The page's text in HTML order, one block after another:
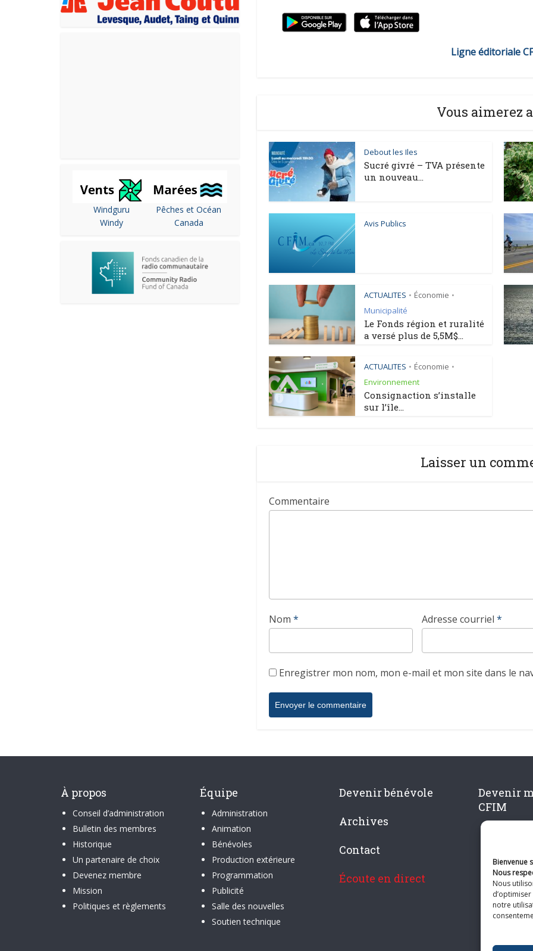
Bienvenue
Nous
Nous
notre
Windguru
Windy
Pêches et Océan
Canada
Ligne éditoriale
Vous aimerez
Debout les Iles
Sucré givré – TVA présente
un nouveau...
Avis Publics
ACTUALITES • Économie •
Municipalité
Le Fonds région et ruralité
a versé plus de 5,5M$...
ACTUALITES • Économie •
Environnement
Consignaction s’installe
sur l’île...
Laisser un
Commentaire
Nom * Adresse courriel *
Enregistrer mon nom, mon e-mail et mon site dans le
À propos
Conseil d’administration
Bulletin des membres
Historique
Un partenaire de choix
Devenez membre
Mission
Politiques et règlements
Équipe
Administration
Animation
Bénévoles
Production extérieure
Programmation
Publicité
Salle des nouvelles
Soutien technique
Devenir bénévole
Archives
Contact
Écoute en direct
Devenir
CFIM